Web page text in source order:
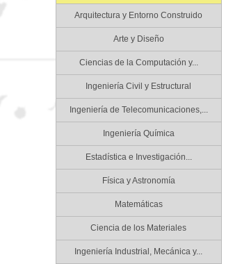
Arquitectura y Entorno Construido
Arte y Diseño
Ciencias de la Computación y...
Ingeniería Civil y Estructural
Ingeniería de Telecomunicaciones,...
Ingeniería Química
Estadística e Investigación...
Física y Astronomía
Matemáticas
Ciencia de los Materiales
Ingeniería Industrial, Mecánica y...